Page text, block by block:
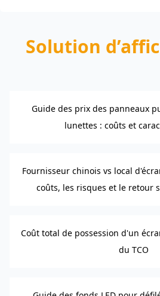
Solution
Guide des prix des panneaux
lunettes : coûts et
Fournisseur chinois vs local
coûts, les risques et le retour
Coût total de possession d'un
du TCO